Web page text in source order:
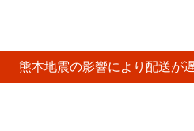
熊本地震の影響により配送が